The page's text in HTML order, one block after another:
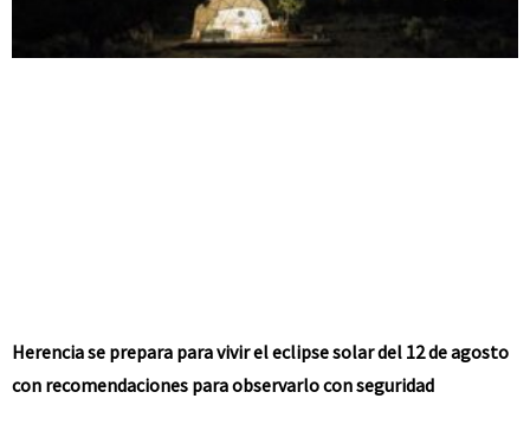
Herencia se prepara para vivir el eclipse solar del 12 de agosto
con recomendaciones para observarlo con seguridad